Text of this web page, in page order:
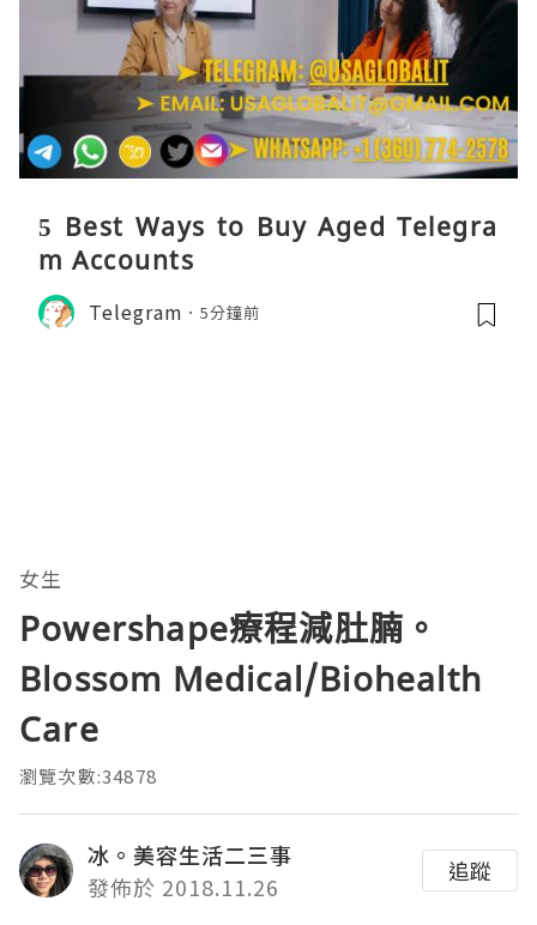
5 Best Ways to Buy Aged Telegra
m Accounts
Telegram 5分鐘前
女生
Powershape療程減肚腩。
Blossom Medical/Biohealth
Care
瀏覽次數:34878
冰。美容生活二三事
發佈於 2018.11.26
追蹤